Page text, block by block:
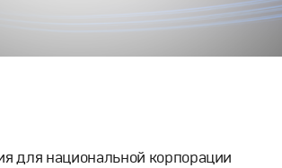
для национальной корпорации